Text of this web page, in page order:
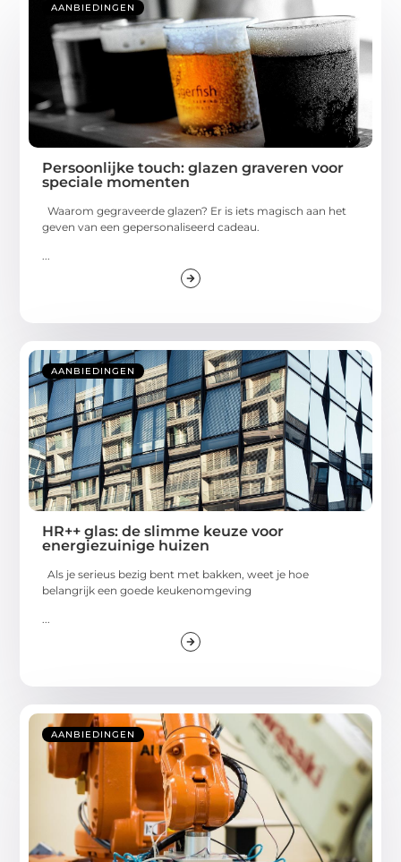
AANBIEDINGEN
Persoonlijke touch: glazen graveren voor
speciale momenten
Waarom gegraveerde glazen? Er is iets magisch aan het
geven van een gepersonaliseerd cadeau.
AANBIEDINGEN
HR++ glas: de slimme keuze voor
energiezuinige huizen
Als je serieus bezig bent met bakken, weet je hoe
belangrijk een goede keukenomgeving
...
AANBIEDINGEN